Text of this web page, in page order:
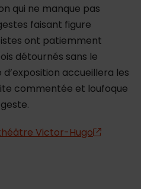
qui ne manque pas
faisant figure
ont patiemment
détournés sans le
d’exposition accueillera les
commentée et loufoque
Victor-Hugo